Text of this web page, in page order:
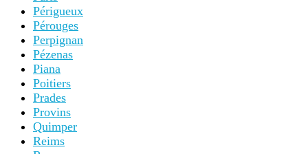
Périgueux
Pérouges
Perpignan
Pézenas
Piana
Poitiers
Prades
Provins
Quimper
Reims